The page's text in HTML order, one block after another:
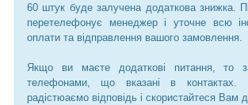
60 штук буде залучена додаткова знижка.
перетелефонує менеджер і уточне всю
оплати та відправлення вашого замовлення.
Якщо ви маєте додаткові питання, то
телефонами, що вказані в
радістюаємо відповідь і скористайтеся Вам